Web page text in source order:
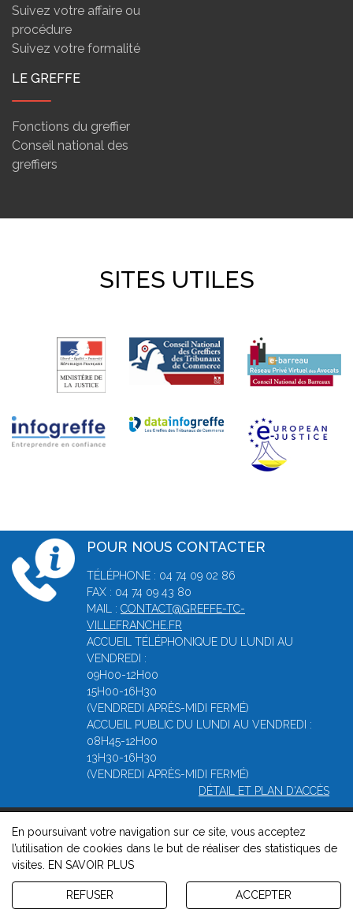
Suivez votre affaire ou
procédure
Suivez votre formalité
LE GREFFE
Fonctions du greffier
Conseil national des
greffiers
SITES UTILES
POUR NOUS CONTACTER
TÉLÉPHONE : 04 74 09 02 86
FAX : 04 74 09 43 80
MAIL : CONTACT@GREFFE-TC-
VILLEFRANCHE.FR
ACCUEIL TÉLÉPHONIQUE DU LUNDI AU
VENDREDI :
09H00-12H00
15H00-16H30
(VENDREDI APRÈS-MIDI FERMÉ)
ACCUEIL PUBLIC DU LUNDI AU VENDREDI :
08H45-12H00
13H30-16H30
(VENDREDI APRÈS-MIDI FERMÉ)
DÉTAIL ET PLAN D'ACCÈS
© 2026, Greffe du Tribunal de Commerce de Villefranche -
Mentions légales-Contact -Gestion des cookies-Politique de
confidentialité et de cookies
Version : 1.8.1
En poursuivant votre navigation sur ce site, vous acceptez
l’utilisation de cookies dans le but de réaliser des statistiques de
visites.
EN SAVOIR PLUS
REFUSER ACCEPTER